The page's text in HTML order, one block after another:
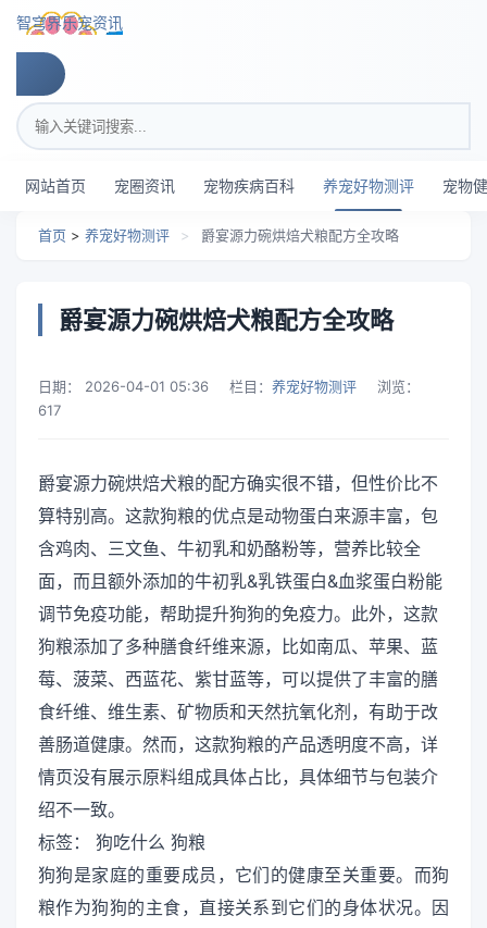
跳转到主要内容
智穹界乐宠资讯
搜索关键词
网站首页 宠圈资讯 宠物疾病百科 养宠好物测评 宠物
首页 > 养宠好物测评 > 爵宴源力碗烘焙犬粮配方全攻略
爵宴源力碗烘焙犬粮配方全攻略
日期： 2026-04-01 05:36 栏目： 养宠好物测评
浏览：
617
爵宴源力碗烘焙犬粮的配方确实很不错，但性价比不
算特别高。这款狗粮的优点是动物蛋白来源丰富，包
含鸡肉、三文鱼、牛初乳和奶酪粉等，营养比较全
面，而且额外添加的牛初乳&乳铁蛋白&血浆蛋白粉能
调节免疫功能，帮助提升狗狗的免疫力。此外，这款
狗粮添加了多种膳食纤维来源，比如南瓜、苹果、蓝
莓、菠菜、西蓝花、紫甘蓝等，可以提供了丰富的膳
食纤维、维生素、矿物质和天然抗氧化剂，有助于改
善肠道健康。然而，这款狗粮的产品透明度不高，详
情页没有展示原料组成具体占比，具体细节与包装介
绍不一致。
标签： 狗吃什么 狗粮
狗狗是家庭的重要成员，它们的健康至关重要。而狗
粮作为狗狗的主食，直接关系到它们的身体状况。因